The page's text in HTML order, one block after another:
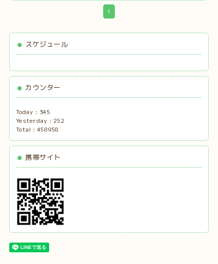
1
スケジュール
カウンター
Today : 345
Yesterday : 252
Total : 458958
携帯サイト